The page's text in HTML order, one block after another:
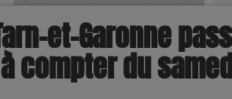
et-Garonne
compter du